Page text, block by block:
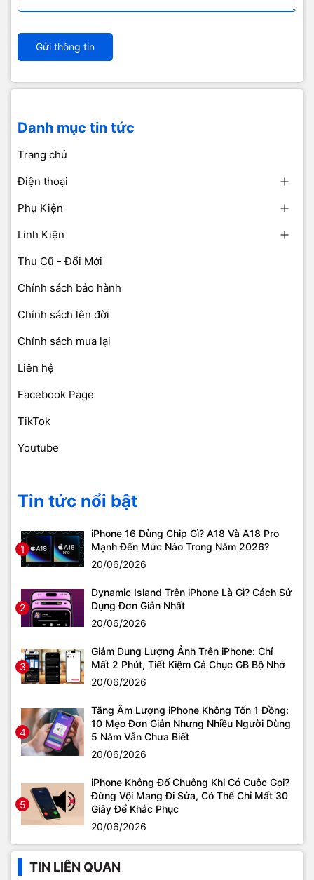
Gửi thông tin
Danh mục tin tức
Trang chủ
Điện thoại
Phụ Kiện
Linh Kiện
Thu Cũ - Đổi Mới
Chính sách bảo hành
Chính sách lên đời
Chính sách mua lại
Liên hệ
Facebook Page
TikTok
Youtube
Tin tức nổi bật
1
iPhone 16 Dùng Chip Gì? A18 Và A18 Pro
Mạnh Đến Mức Nào Trong Năm 2026?
20/06/2026
2
Dynamic Island Trên iPhone Là Gì? Cách Sử
Dụng Đơn Giản Nhất
20/06/2026
3
Giảm Dung Lượng Ảnh Trên iPhone: Chỉ
Mất 2 Phút, Tiết Kiệm Cả Chục GB Bộ Nhớ
20/06/2026
4
Tăng Âm Lượng iPhone Không Tốn 1 Đồng:
10 Mẹo Đơn Giản Nhưng Nhiều Người Dùng
5 Năm Vẫn Chưa Biết
20/06/2026
5
iPhone Không Đổ Chuông Khi Có Cuộc Gọi?
Đừng Vội Mang Đi Sửa, Có Thể Chỉ Mất 30
Giây Để Khắc Phục
20/06/2026
TIN LIÊN QUAN